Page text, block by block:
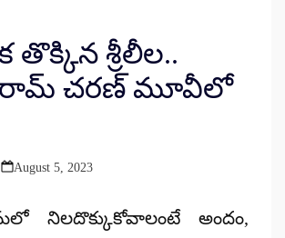
తొక్కిన శ్రీలీల..
రామ్ చరణ్ మూవీలో
August 5, 2023
నిలదొక్కుకోవాలంటే అందం,